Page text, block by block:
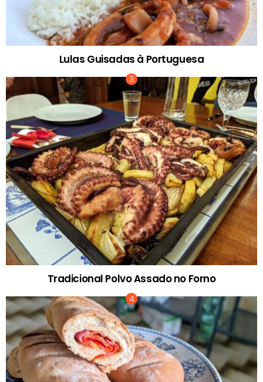
Lulas Guisadas à Portuguesa
Tradicional Polvo Assado no Forno